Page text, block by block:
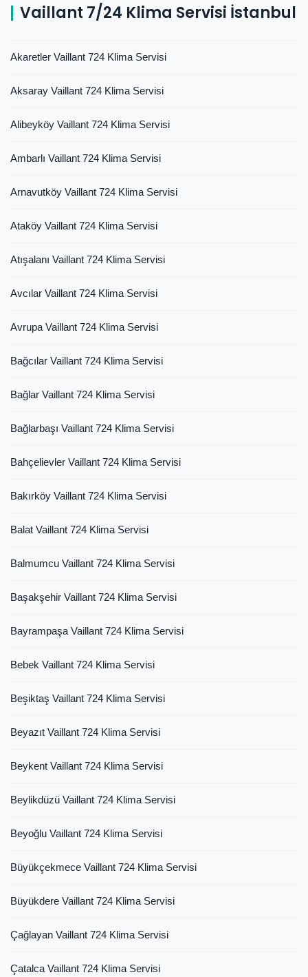
Vaillant 7/24 Klima Servisi İstanbul
Akaretler Vaillant 724 Klima Servisi
Aksaray Vaillant 724 Klima Servisi
Alibeyköy Vaillant 724 Klima Servisi
Ambarlı Vaillant 724 Klima Servisi
Arnavutköy Vaillant 724 Klima Servisi
Ataköy Vaillant 724 Klima Servisi
Atışalanı Vaillant 724 Klima Servisi
Avcılar Vaillant 724 Klima Servisi
Avrupa Vaillant 724 Klima Servisi
Bağcılar Vaillant 724 Klima Servisi
Bağlar Vaillant 724 Klima Servisi
Bağlarbaşı Vaillant 724 Klima Servisi
Bahçelievler Vaillant 724 Klima Servisi
Bakırköy Vaillant 724 Klima Servisi
Balat Vaillant 724 Klima Servisi
Balmumcu Vaillant 724 Klima Servisi
Başakşehir Vaillant 724 Klima Servisi
Bayrampaşa Vaillant 724 Klima Servisi
Bebek Vaillant 724 Klima Servisi
Beşiktaş Vaillant 724 Klima Servisi
Beyazıt Vaillant 724 Klima Servisi
Beykent Vaillant 724 Klima Servisi
Beylikdüzü Vaillant 724 Klima Servisi
Beyoğlu Vaillant 724 Klima Servisi
Büyükçekmece Vaillant 724 Klima Servisi
Büyükdere Vaillant 724 Klima Servisi
Çağlayan Vaillant 724 Klima Servisi
Çatalca Vaillant 724 Klima Servisi